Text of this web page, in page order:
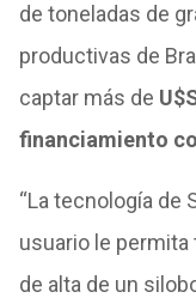
de toneladas de
productivas de
captar más de
financiamiento
“La tecnología de
usuario le
de alta de un